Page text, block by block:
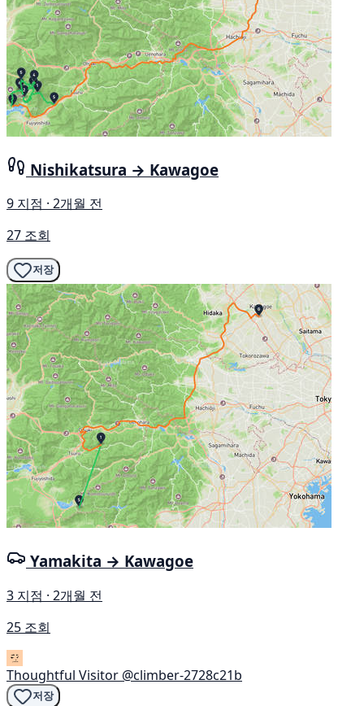
Nishikatsura → Kawagoe
9 지점 · 2개월 전
27 조회
저장
Yamakita → Kawagoe
3 지점 · 2개월 전
25 조회
Thoughtful Visitor @climber-2728c21b
저장